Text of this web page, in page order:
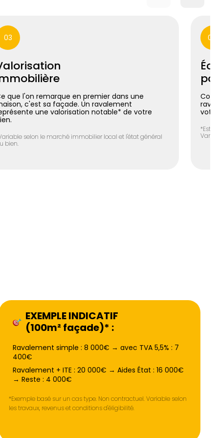
03
que l'on remarque en premier dans une
c'est sa façade. Un ravalement
une valorisation notable* de votre
selon le marché immobilier local et l'état général
bien.
04
EXEMPLE INDICATIF
(100m² façade)* :
Ravalement simple : 8 000€ → avec TVA 5,5% : 7
400€
Ravalement + ITE : 20 000€ → Aides État : 16 000€
→ Reste : 4 000€
*Exemple basé sur un cas type. Non contractuel. Variable selon
les travaux, revenus et conditions d'éligibilité.